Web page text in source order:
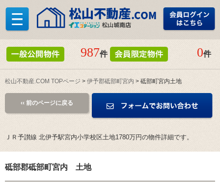
987件 0件
松山不動産.COM TOPページ > 伊予郡砥部町宮内 > 砥部町宮内土地
‹‹ 前のページに戻る
ＪＲ予讃線 北伊予駅宮内小学校区土地1780万円の物件詳細です。
砥部郡砥部町宮内 土地